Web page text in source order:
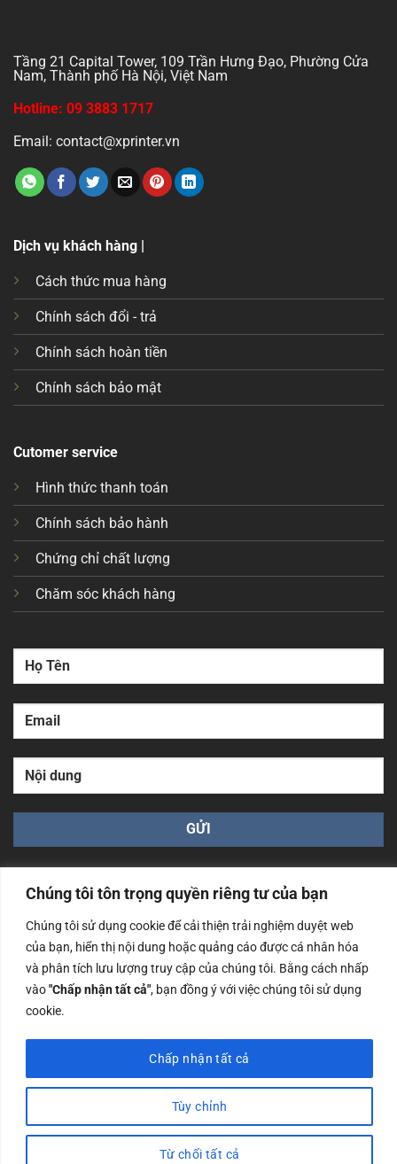
Chúng tôi tôn trọng quyền riêng tư của bạn
Chúng tôi sử dụng cookie để cải thiện trải nghiệm duyệt web
của bạn, hiển thị nội dung hoặc quảng cáo được cá nhân hóa
và phân tích lưu lượng truy cập của chúng tôi. Bằng cách nhấp
vào"Chấp nhận tất cả", bạn đồng ý với việc chúng tôi sử dụng
cookie.
Tùy chỉnh
Từ chối tất cả
Chấp nhận tất cả
Tầng 21 Capital Tower, 109 Trần Hưng Đạo, Phường Cửa
Nam, Thành phố Hà Nội, Việt Nam
Hotline: 09 3883 1717
Email: contact@xprinter.vn
Dịch vụ khách hàng |
Cách thức mua hàng
Chính sách đổi - trả
Chính sách hoàn tiền
Chính sách bảo mật
Cutomer service
Hình thức thanh toán
Chính sách bảo hành
Chứng chỉ chất lượng
Chăm sóc khách hàng
Công ty TNHH Nam Bình Xương - Số ĐKKD: 0108783483
cấp ngày 14/06/2019 bởi Sở Kế Hoạch và Đầu Tư Tp. Hà
Nội
Copyrights @2023 Nam Binh Xuong. All Rights Reserved